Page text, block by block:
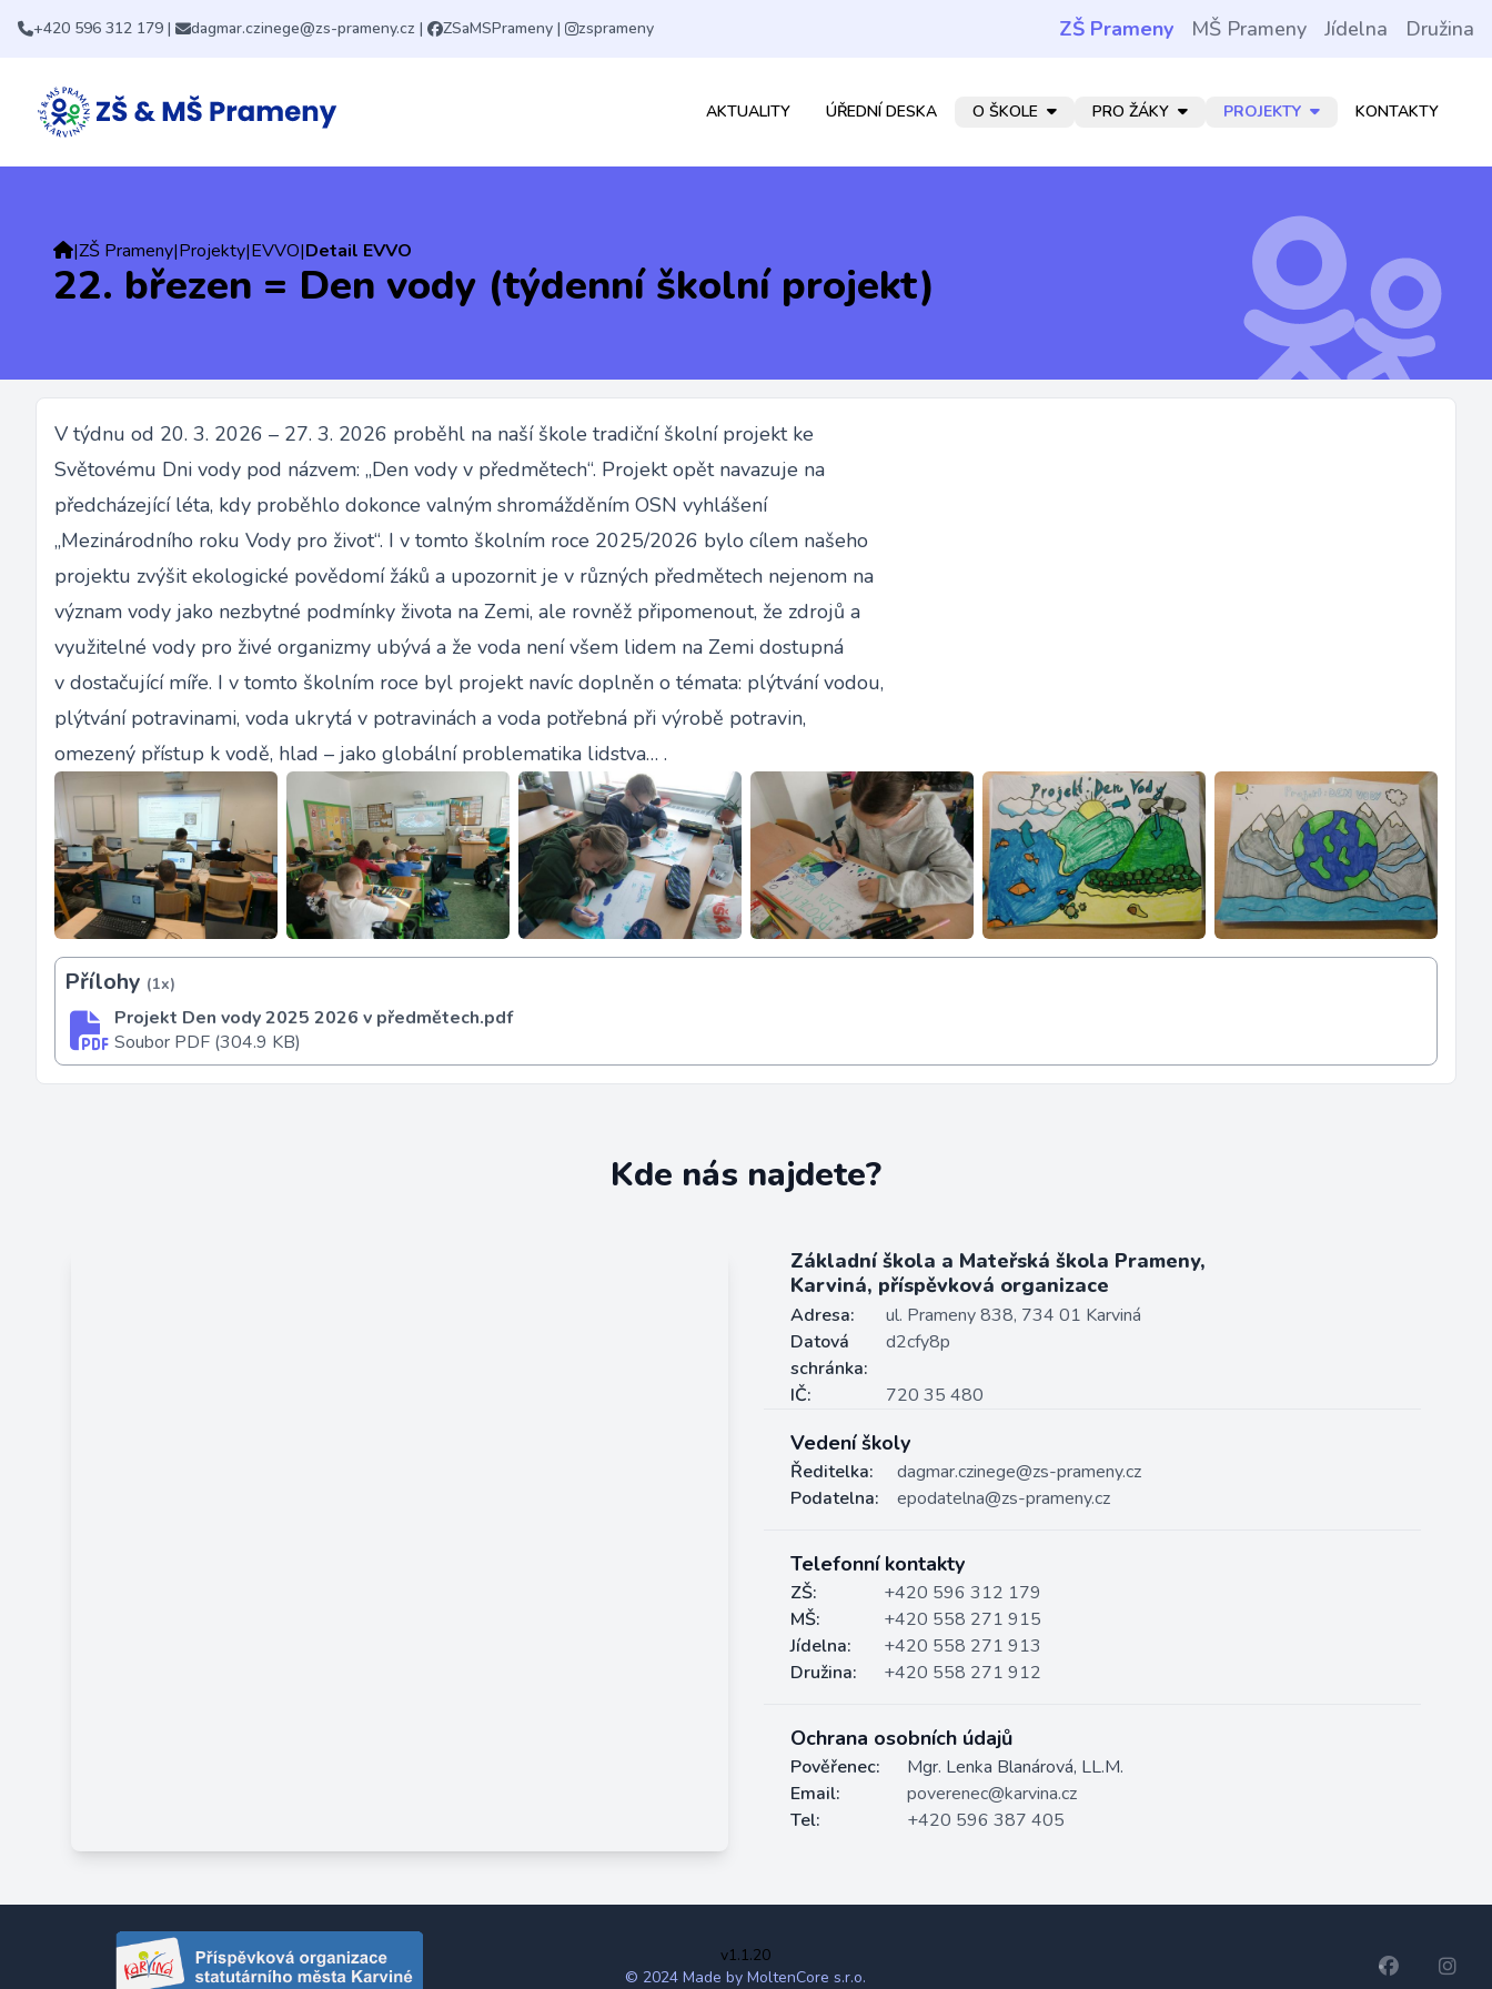
+420 596 312 179 | dagmar.czinege@zs-prameny.cz | ZSaMSPrameny | zsprameny ZŠ Prameny MŠ Prameny Jídelna Družina
AKTUALITY ÚŘEDNÍ DESKA O ŠKOLE PRO ŽÁKY PROJEKTY KONTAKTY
|ZŠ Prameny|Projekty|EVVO|Detail EVVO
22. březen = Den vody (týdenní školní projekt)
V týdnu od 20. 3. 2026 – 27. 3. 2026 proběhl na naší škole tradiční školní projekt ke
Světovému Dni vody pod názvem: „Den vody v předmětech“. Projekt opět navazuje na
předcházející léta, kdy proběhlo dokonce valným shromážděním OSN vyhlášení
„Mezinárodního roku Vody pro život“. I v tomto školním roce 2025/2026 bylo cílem našeho
projektu zvýšit ekologické povědomí žáků a upozornit je v různých předmětech nejenom na
význam vody jako nezbytné podmínky života na Zemi, ale rovněž připomenout, že zdrojů a
využitelné vody pro živé organizmy ubývá a že voda není všem lidem na Zemi dostupná
v dostačující míře. I v tomto školním roce byl projekt navíc doplněn o témata: plýtvání vodou,
plýtvání potravinami, voda ukrytá v potravinách a voda potřebná při výrobě potravin,
omezený přístup k vodě, hlad – jako globální problematika lidstva… .
Přílohy (1x)
Projekt Den vody 2025 2026 v předmětech.pdf
Soubor PDF (304.9 KB)
Kde nás najdete?
Základní škola a Mateřská škola Prameny,
Karviná, příspěvková organizace
Adresa:
ul. Prameny 838, 734 01 Karviná
Datová
schránka:
d2cfy8p
IČ: 720 35 480
Vedení školy
Ředitelka:
dagmar.czinege@zs-prameny.cz
Podatelna:
epodatelna@zs-prameny.cz
Telefonní kontakty
ZŠ:
+420 596 312 179
MŠ:
+420 558 271 915
Jídelna:
+420 558 271 913
Družina:
+420 558 271 912
Ochrana osobních údajů
Pověřenec:
Mgr. Lenka Blanárová, LL.M.
Email:
poverenec@karvina.cz
Tel:
+420 596 387 405
v1.1.20
© 2024 Made by MoltenCore s.r.o.